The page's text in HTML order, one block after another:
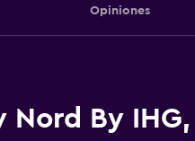
Opiniones
By